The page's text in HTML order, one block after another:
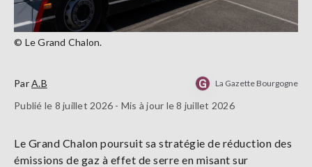
© Le Grand Chalon.
ParA.B La Gazette Bourgogne
Publié le 8 juillet 2026 - Mis à jour le 8 juillet 2026
Le Grand Chalon poursuit sa stratégie de réduction des
émissions de gaz à effet de serre en misant sur